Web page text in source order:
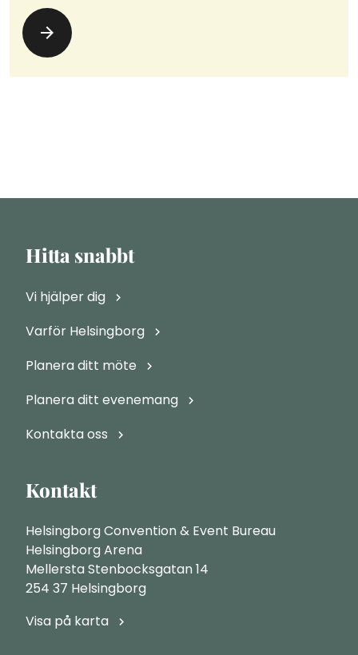
Hitta snabbt
Vi hjälper dig
Varför Helsingborg
Planera ditt möte
Planera ditt evenemang
Kontakta oss
Kontakt
Helsingborg Convention & Event Bureau
Helsingborg Arena
Mellersta Stenbocksgatan 14
254 37 Helsingborg
Visa på karta